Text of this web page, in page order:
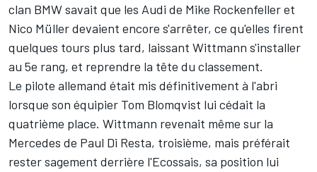
clan BMW savait que les Audi de Mike Rockenfeller et
Nico Müller devaient encore s'arrêter, ce qu'elles firent
quelques tours plus tard, laissant Wittmann s'installer
au 5e rang, et reprendre la tête du classement.
Le pilote allemand était mis définitivement à l'abri
lorsque son équipier Tom Blomqvist lui cédait la
quatrième place. Wittmann revenait même sur la
Mercedes de Paul Di Resta, troisième, mais préférait
rester sagement derrière l'Ecossais, sa position lui